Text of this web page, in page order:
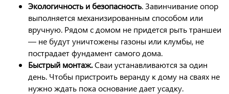
Экологичность и безопасность. Завинчивание опор
выполняется механизированным способом или
вручную. Рядом с домом не придется рыть траншеи
— не будут уничтожены газоны или клумбы, не
пострадает фундамент самого дома.
Быстрый монтаж.Сваи устанавливаются за один
день. Чтобы пристроить веранду к дому на сваях не
нужно ждать пока основание дает усадку.